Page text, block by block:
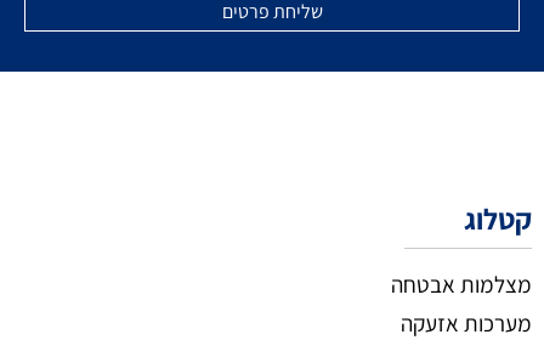
קטלוג
מצלמות אבטחה
מערכות אזעקה